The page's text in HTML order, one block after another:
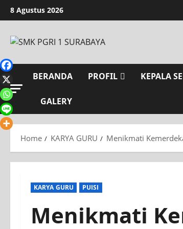
8 Agustus 2026
BERANDA PROFIL KEPALA
GALERY
Home KARYA GURU Menikmati
KARYA GURU PUISI
Menikmati